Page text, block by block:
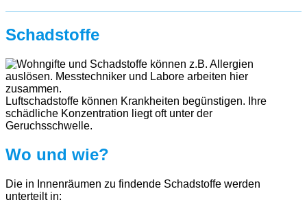
Schadstoffe
Luftschadstoffe können Krankheiten begünstigen. Ihre
schädliche Konzentration liegt oft unter der
Geruchsschwelle.
Wo und wie?
Die in Innenräumen zu findende Schadstoffe werden
unterteilt in: